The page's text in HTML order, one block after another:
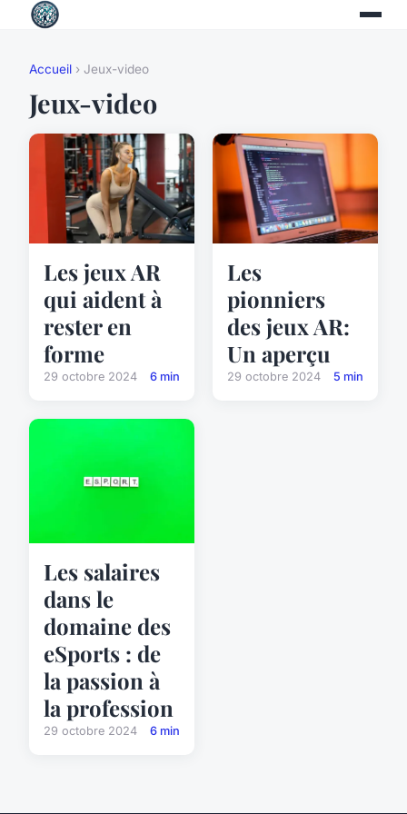
Accueil › Jeux-video
Jeux-video
Les jeux AR
qui aident à
rester en
forme
29 octobre 2024 6 min
Les
pionniers
des jeux AR:
Un aperçu
29 octobre 2024 5 min
Les salaires
dans le
domaine des
eSports : de
la passion à
la profession
29 octobre 2024 6 min